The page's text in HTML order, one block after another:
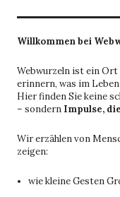
Willkommen bei
Webwurzeln ist ein Ort
erinnern, was im
Hier finden Sie keine
– sondern Impulse,
Wir erzählen von
zeigen:
wie kleine Gesten